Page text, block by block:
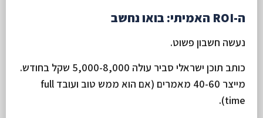
ה-ROI האמיתי: בואו נחשב
נעשה חשבון פשוט.
כותב תוכן ישראלי סביר עולה 5,000-8,000 שקל בחודש.
מייצר 40-60 מאמרים (אם הוא ממש טוב ועובד full
time).